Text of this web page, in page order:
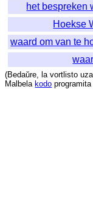
het bespreken
Hoekse
waard om van te
(Bedaŭre, la vortlisto
Malbela kodo programita